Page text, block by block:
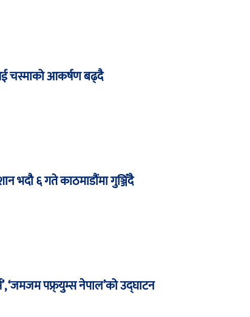
चस्माको आकर्षण बढ्दै
भदौ ६ गते काठमाडौंमा गुञ्जिँदै
‘जमजम पफ्र्युम्स नेपाल’को उद्घाटन